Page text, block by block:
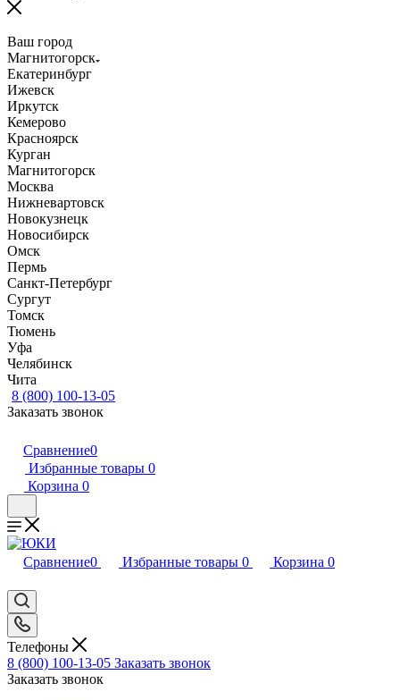
Ваш город
Магнитогорск
Екатеринбург
Ижевск
Иркутск
Кемерово
Красноярск
Курган
Магнитогорск
Москва
Нижневартовск
Новокузнецк
Новосибирск
Омск
Пермь
Санкт-Петербург
Сургут
Томск
Тюмень
Уфа
Челябинск
Чита
8 (800) 100-13-05
Заказать звонок
Сравнение0
Избранные товары 0
Корзина 0
Сравнение0 Избранные товары 0 Корзина 0
Телефоны
8 (800) 100-13-05 Заказать звонок
Заказать звонок